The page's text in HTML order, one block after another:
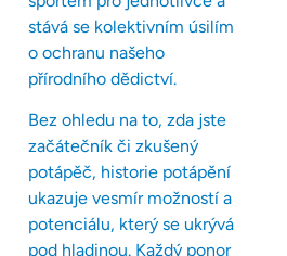
stává se kolektivním úsilím
o ochranu našeho
přírodního dědictví.
Bez ohledu na to, zda jste
začátečník či zkušený
potápěč, historie potápění
ukazuje vesmír možností a
potenciálu, který se ukrývá
pod hladinou. Každý ponor